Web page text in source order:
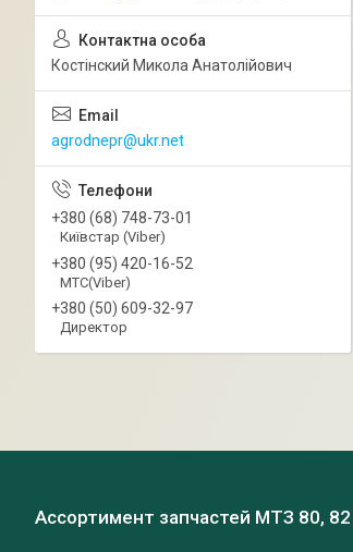
Костінский Микола Анатолійович
agrodnepr@ukr.net
+380 (68) 748-73-01
Київстар (Viber)
+380 (95) 420-16-52
МТС(Viber)
+380 (50) 609-32-97
Директор
Ассортимент запчастей МТЗ 80, 82